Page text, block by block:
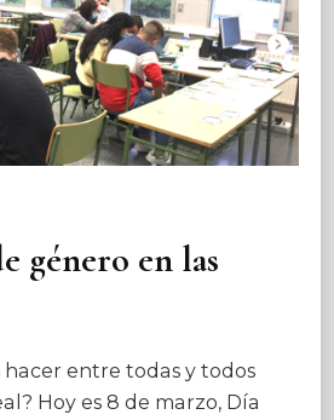
género en las
hacer entre todas y todos
Hoy es 8 de marzo, Día